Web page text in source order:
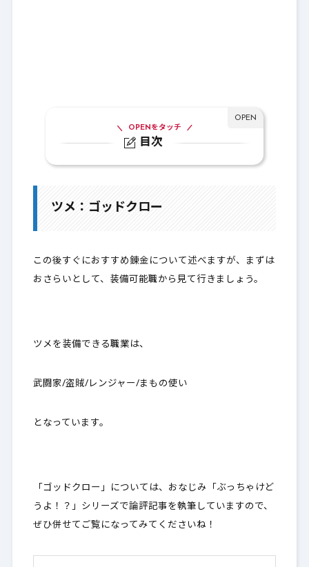
目次
OPENをタッチ
バザー検索基準
ポート！
ツメ：ゴッドクロー
この後すぐにおすすめ錬金について述べますが、まずは
おさらいとして、装備可能職から見て行きましょう。
ツメを装備できる職業は、
武闘家/盗賊/レンジャー/まもの使い
となっています。
「ゴッドクロー」については、おなじみ「ぶっちゃけど
うよ！？」シリーズで論評記事を執筆していますので、
ぜひ併せてご覧になってみてくださいね！